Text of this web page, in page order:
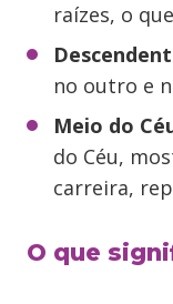
raízes, o
no outro e
Meio do
do Céu,
carreira,
O que